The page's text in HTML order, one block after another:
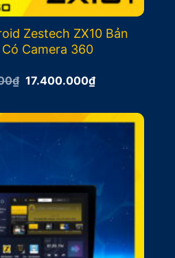
Zestech ZX10 Bản
Camera 360
₫ Giá
19.400.000₫.
17.400.000₫Giá
hiện
là:
17.400.000₫.